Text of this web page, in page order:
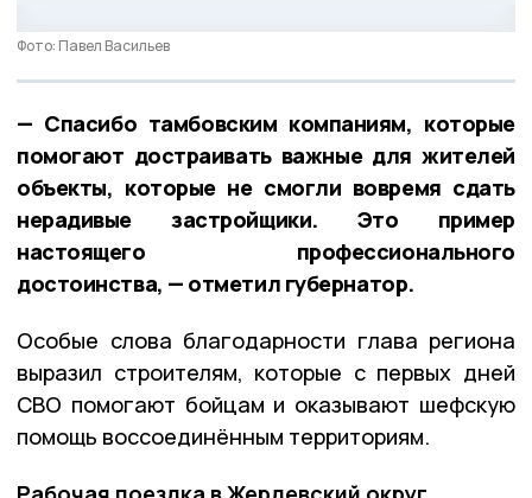
Фото: Павел Васильев
— Спасибо тамбовским компаниям, которые
помогают достраивать важные для жителей
объекты, которые не смогли вовремя сдать
нерадивые застройщики. Это пример
настоящего профессионального
достоинства, — отметил губернатор.
Особые слова благодарности глава региона
выразил строителям, которые с первых дней
СВО помогают бойцам и оказывают шефскую
помощь воссоединённым территориям.